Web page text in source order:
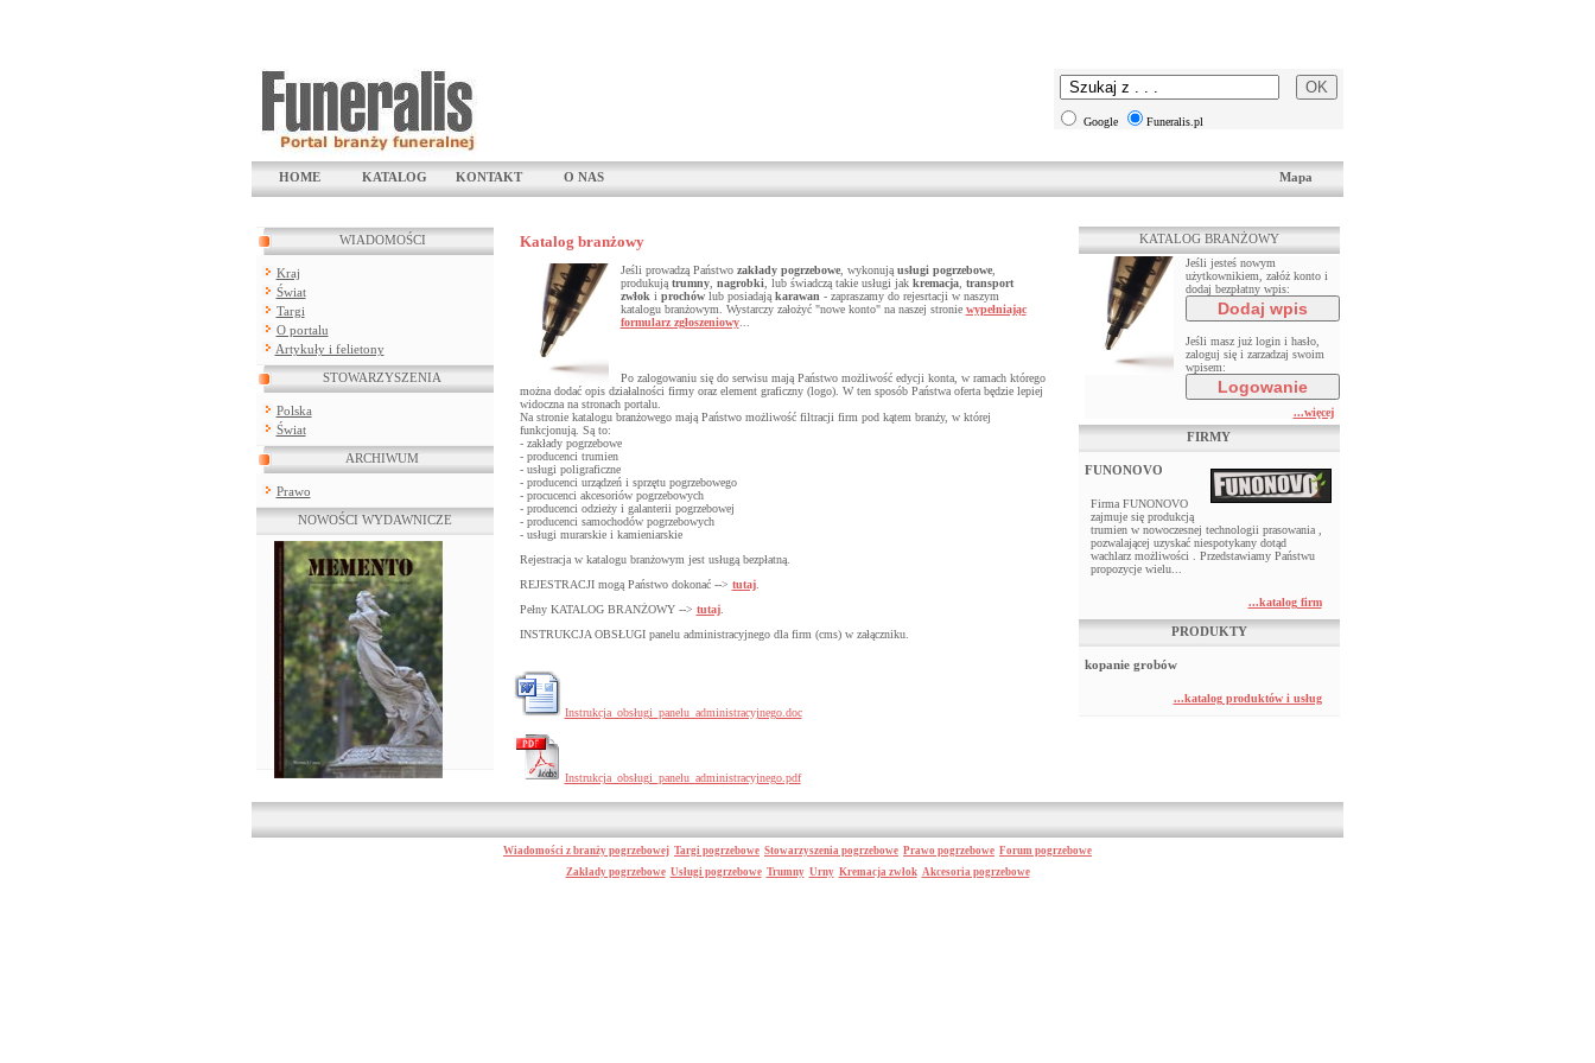
Google Funeralis.pl
HOME KATALOG KONTAKT O NAS Mapa
WIADOMOŚCI
Kraj
Świat
Targi
O portalu
Artykuły i felietony
STOWARZYSZENIA
Polska
Świat
ARCHIWUM
Prawo
NOWOŚCI WYDAWNICZE
Katalog branżowy
Jeśli prowadzą Państwo zakłady pogrzebowe, wykonują usługi pogrzebowe,
produkują trumny, nagrobki , lub świadczą takie usługi jak kremacja, transport
zwłok i prochówlub posiadają karawan - zapraszamy do rejesrtacji w naszym
katalogu branżowym. Wystarczy założyć "nowe konto" na naszej stronie wypełniając
formularz zgłoszeniowy...
Po zalogowaniu się do serwisu mają Państwo możliwość edycji konta, w ramach którego
można dodać opis działalności firmy oraz element graficzny (logo). W ten sposób Państwa oferta będzie lepiej
widoczna na stronach portalu.
Na stronie katalogu branżowego mają Państwo możliwość filtracji firm pod kątem branży, w której
funkcjonują. Są to:
- zakłady pogrzebowe
- producenci trumien
- usługi poligraficzne
- producenci urządzeń i sprzętu pogrzebowego
- procucenci akcesoriów pogrzebowych
- producenci odzieży i galanterii pogrzebowej
- producenci samochodów pogrzebowych
- usługi murarskie i kamieniarskie
Rejestracja w katalogu branżowym jest usługą bezpłatną.
REJESTRACJI mogą Państwo dokonać --> tutaj.
Pełny KATALOG BRANŻOWY --> tutaj.
INSTRUKCJA OBSŁUGI panelu administracyjnego dla firm (cms) w załączniku.
Instrukcja_obsługi_panelu_administracyjnego.doc
Instrukcja_obsługi_panelu_administracyjnego.pdf
KATALOG BRANŻOWY
Jeśli jesteś nowym
użytkownikiem, załóż konto i
dodaj bezpłatny wpis:
Jeśli masz już login i hasło,
zaloguj się i zarzadzaj swoim
wpisem:
...więcej
FIRMY
FUNONOVO
Firma FUNONOVO
zajmuje się produkcją
trumien w nowoczesnej technologii prasowania ,
pozwalającej uzyskać niespotykany dotąd
wachlarz możliwości . Przedstawiamy Państwu
propozycje wielu...
...katalog firm
PRODUKTY
kopanie grobów
...katalog produktów i usług
Wiadomości z branży pogrzebowej Targi pogrzebowe Stowarzyszenia pogrzebowe Prawo pogrzebowe Forum pogrzebowe
Zakłady pogrzebowe Usługi pogrzebowe Trumny Urny Kremacja zwłok Akcesoria pogrzebowe